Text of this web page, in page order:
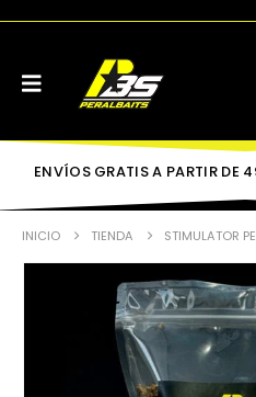
ENVÍOS GRATIS A PARTIR
INICIO TIENDA STIMULATOR